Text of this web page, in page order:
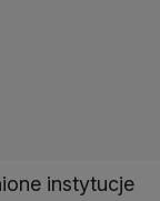
instytucje